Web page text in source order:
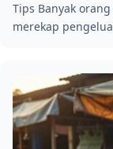
Tips Banyak
merekap